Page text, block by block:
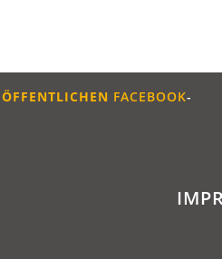
ÖFFENTLICHEN FACEBOOK-